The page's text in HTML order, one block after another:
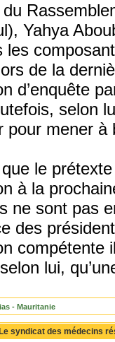
Yahya
les
de la
d’enquête
selon
pour mener à
le
à la
ne sont pas
des
compétente
lui,
- Mauritanie
Le syndicat des médecins